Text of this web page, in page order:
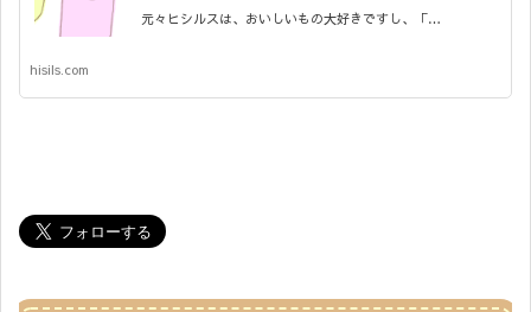
元々ヒシルスは、おいしいもの大好きですし、「…
hisils.com